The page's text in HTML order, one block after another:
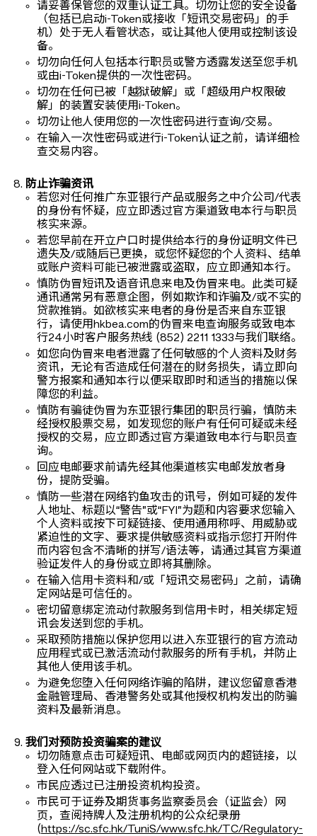
请妥善保管您的双重认证工具。切勿让您的安全设备
（包括已启动i-Token或接收「短讯交易密码」的手
机）处于无人看管状态，或让其他人使用或控制该设
备。
切勿向任何人包括本行职员或警方透露发送至您手机
或由i-Token提供的一次性密码。
切勿在任何已被「越狱破解」或「超级用户权限破
解」的装置安装使用i-Token。
切勿让他人使用您的一次性密码进行查询/交易。
在输入一次性密码或进行i-Token认证之前，请详细检
查交易内容。
防止诈骗资讯
若您对任何推广东亚银行产品或服务之中介公司/代表
的身份有怀疑，应立即透过官方渠道致电本行与职员
核实来源。
若您早前在开立户口时提供给本行的身份证明文件已
遗失及/或随后已更换，或您怀疑您的个人资料、结单
或账户资料可能已被泄露或盗取，应立即通知本行。
慎防伪冒短讯及语音讯息来电及伪冒来电。此类可疑
通讯通常另有恶意企图，例如欺诈和诈骗及/或不实的
贷款推销。如欲核实来电者的身份是否来自东亚银
行，请使用hkbea.com的伪冒来电查询服务或致电本
行24小时客户服务热线 (852) 2211 1333与我们联络。
如您向伪冒来电者泄露了任何敏感的个人资料及财务
资讯，无论有否造成任何潜在的财务损失，请立即向
警方报案和通知本行以便采取即时和适当的措施以保
障您的利益。
慎防有骗徒伪冒为东亚银行集团的职员行骗，慎防未
经授权股票交易，如发现您的账户有任何可疑或未经
授权的交易，应立即透过官方渠道致电本行与职员查
询。
回应电邮要求前请先经其他渠道核实电邮发放者身
份，提防受骗。
慎防一些潜在网络钓鱼攻击的讯号，例如可疑的发件
人地址、标题以“警告”或“FYI”为题和内容要求您输入
个人资料或按下可疑链接、使用通用称呼、用威胁或
紧迫性的文字、要求提供敏感资料或指示您打开附件
而内容包含不清晰的拼写/语法等，请通过其官方渠道
验证发件人的身份或立即将其删除。
在输入信用卡资料和/或「短讯交易密码」之前，请确
定网站是可信任的。
密切留意绑定流动付款服务到信用卡时，相关绑定短
讯会发送到您的手机。
采取预防措施以保护您用以进入东亚银行的官方流动
应用程式或已激活流动付款服务的所有手机，并防止
其他人使用该手机。
为避免您堕入任何网络诈骗的陷阱，建议您留意香港
金融管理局、香港警务处或其他授权机构发出的防骗
资料及最新消息。
我们对预防投资骗案的建议
切勿随意点击可疑短讯、电邮或网页内的超链接，以
登入任何网站或下载附件。
市民应透过已注册投资机构投资。
市民可于证券及期货事务监察委员会（证监会）网
页，查阅持牌人及注册机构的公众纪录册
(https://sc.sfc.hk/TuniS/www.sfc.hk/TC/Regulatory-